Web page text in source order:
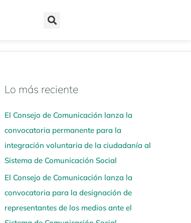
Lo más reciente
El Consejo de Comunicación lanza la
convocatoria permanente para la
integración voluntaria de la ciudadanía al
Sistema de Comunicación Social
El Consejo de Comunicación lanza la
convocatoria para la designación de
representantes de los medios ante el
N
v
e
g
a
a
q
u